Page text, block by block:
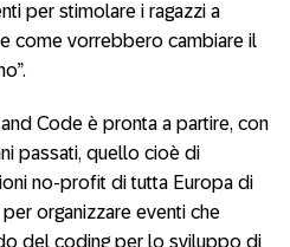
per stimolare i ragazzi a
come vorrebbero cambiare il
Code è pronta a partire, con
passati, quello cioè di
no-profit di tutta Europa di
organizzare eventi che
del coding per lo sviluppo di